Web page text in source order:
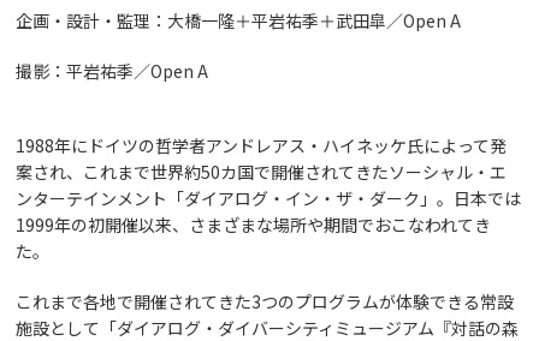
企画・設計・監理：大橋一隆＋平岩祐季＋武田皐／Open A
撮影：平岩祐季／Open A
1988年にドイツの哲学者アンドレアス・ハイネッケ氏によって発
案され、これまで世界約50カ国で開催されてきたソーシャル・エ
ンターテインメント「ダイアログ・イン・ザ・ダーク」。日本では
1999年の初開催以来、さまざまな場所や期間でおこなわれてき
た。
これまで各地で開催されてきた3つのプログラムが体験できる常設
施設として「ダイアログ・ダイバーシティミュージアム『対話の森